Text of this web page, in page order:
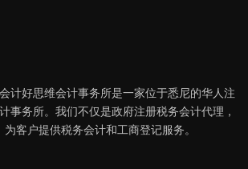
计好思维会计事务所是一家位于悉尼的华人注
事务所。我们不仅是政府注册税务会计代理，
客户提供税务会计和工商登记服务。